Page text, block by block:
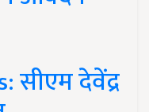
सीएम देवेंद्र